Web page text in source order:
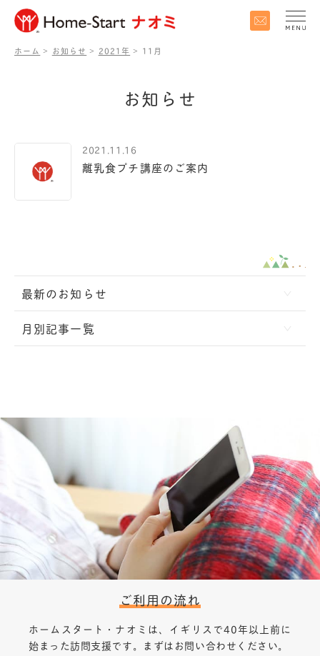
ホーム > お知らせ > 2021年 > 11月
お知 ら せ
2021.11.16
離乳食プチ講座のご案内
最新のお知らせ
月別記事一覧
ご利用の流れ
ホームスタート・ナオミは、イギリスで40年以上前に
始まった訪問支援です。まずはお問い合わせください。